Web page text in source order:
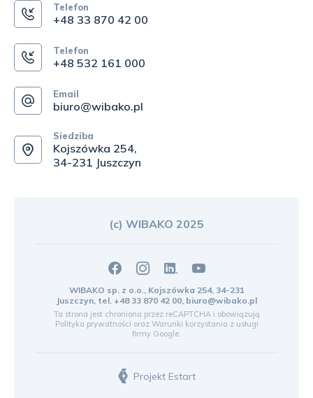
Telefon
+48 33 870 42 00
Telefon
+48 532 161 000
Email
biuro@wibako.pl
Siedziba
Kojszówka 254,
34-231 Juszczyn
(c) WIBAKO 2025
WIBAKO sp. z o.o., Kojszówka 254, 34-231
Juszczyn, tel. +48 33 870 42 00 biuro@wibako.pl
Ta strona jest chroniona przez reCAPTCHA i obowiązują
Polityka prywatności oraz Warunki korzystania z usługi
firmy Google.
Projekt Estart